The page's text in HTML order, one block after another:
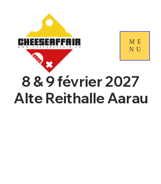
ME
NU
8 & 9 février 2027
Alte Reithalle Aarau